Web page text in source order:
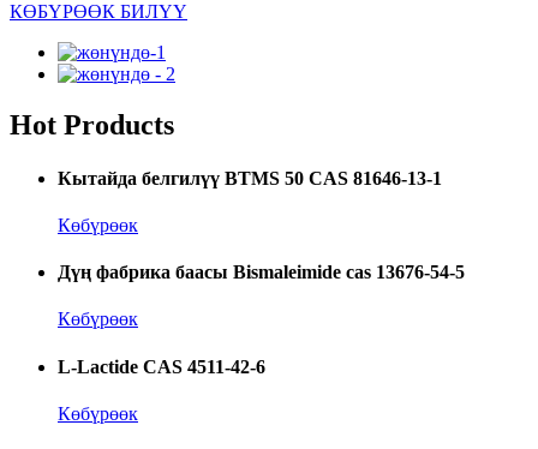
КӨБҮРӨӨК БИЛҮҮ
Hot Products
Кытайда белгилүү BTMS 50 CAS 81646-13-1
Көбүрөөк
Дүң фабрика баасы Bismaleimide cas 13676-54-5
Көбүрөөк
L-Lactide CAS 4511-42-6
Көбүрөөк